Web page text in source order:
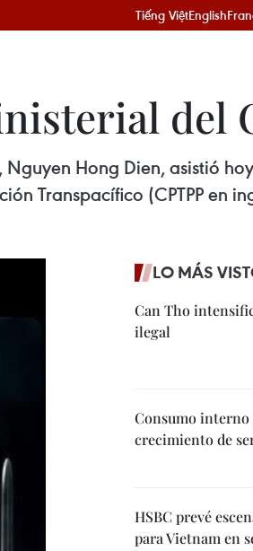
Tiếng ViệtEnglish
del
Hong Dien, asistió
Transpacífico (CPTPP en
LO MÁS
Can Tho
ilegal
Consumo
crecimiento de
HSBC prevé
para Vietnam en